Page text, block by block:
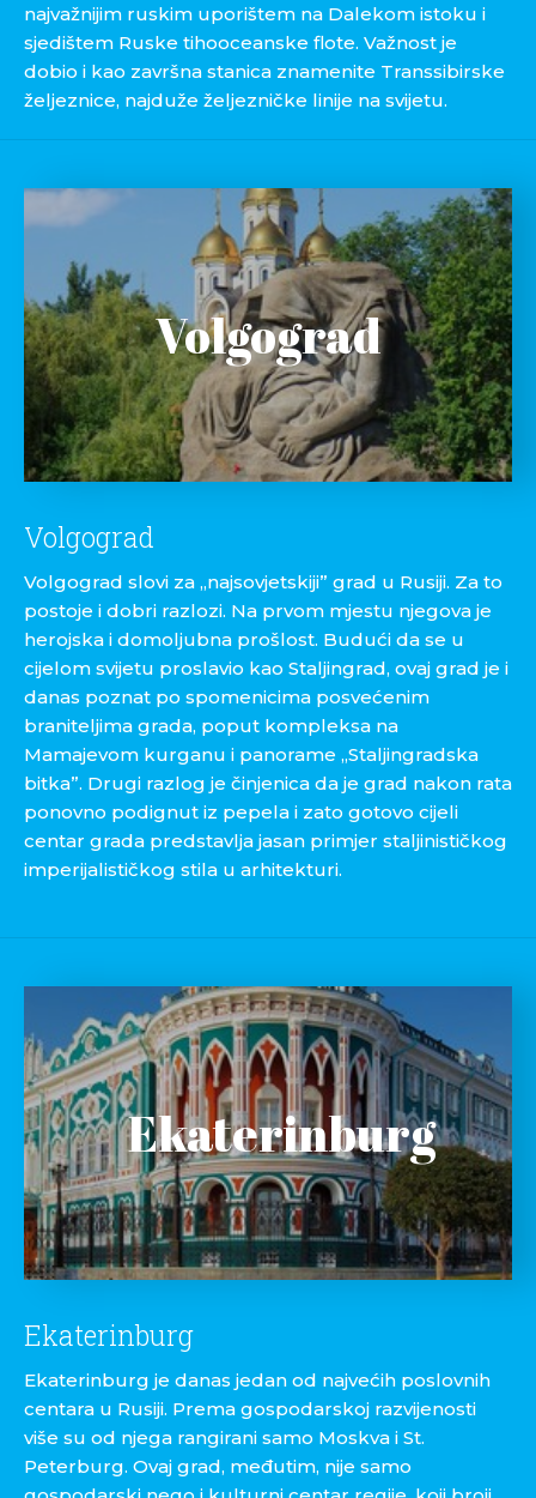
najvažnijim ruskim uporištem na Dalekom istoku i
sjedištem Ruske tihooceanske flote. Važnost je
dobio i kao završna stanica znamenite Transsibirske
željeznice, najduže željezničke linije na svijetu.
Volgograd
Volgograd
Volgograd slovi za „najsovjetskiji” grad u Rusiji. Za to
postoje i dobri razlozi. Na prvom mjestu njegova je
herojska i domoljubna prošlost. Budući da se u
cijelom svijetu proslavio kao Staljingrad, ovaj grad je i
danas poznat po spomenicima posvećenim
braniteljima grada, poput kompleksa na
Mamajevom kurganu i panorame „Staljingradska
bitka”. Drugi razlog je činjenica da je grad nakon rata
ponovno podignut iz pepela i zato gotovo cijeli
centar grada predstavlja jasan primjer staljinističkog
imperijalističkog stila u arhitekturi.
Ekaterinburg
Ekaterinburg
Ekaterinburg je danas jedan od najvećih poslovnih
centara u Rusiji. Prema gospodarskoj razvijenosti
više su od njega rangirani samo Moskva i St.
Peterburg. Ovaj grad, međutim, nije samo